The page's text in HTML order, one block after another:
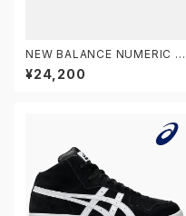
NEW BALANCE NUMERIC ニ
ューバランス ヌメリック アンドリ
ュー・レイノルズ 933 NM933
¥24,200